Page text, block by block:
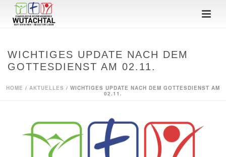
WICHTIGES UPDATE NACH DEM
GOTTESDIENST AM 02.11.
HOME / AKTUELLES / WICHTIGES UPDATE NACH DEM GOTTESDIENST AM
02.11.